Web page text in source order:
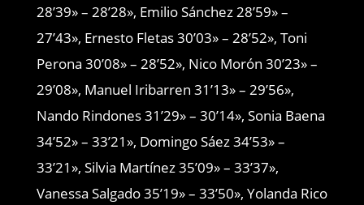
28’39» – 28’28», Emilio Sánchez 28’59» –
27’43», Ernesto Fletas 30’03» – 28’52», Toni
Perona 30’08» – 28’52», Nico Morón 30’23» –
29’08», Manuel Iribarren 31’13» – 29’56»,
Nando Rindones 31’29» – 30’14», Sonia Baena
34’52» – 33’21», Domingo Sáez 34’53» –
33’21», Silvia Martínez 35’09» – 33’37»,
Vanessa Salgado 35’19» – 33’50», Yolanda Rico